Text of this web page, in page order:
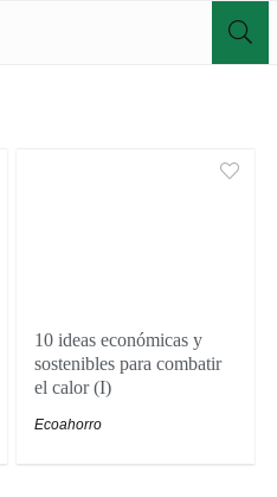
10 ideas económicas y
sostenibles para combatir
el calor (I)
Ecoahorro